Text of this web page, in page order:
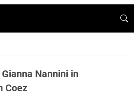
Nannini in
Coez